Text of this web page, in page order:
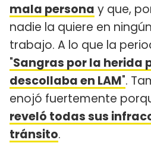
mala persona y que,
nadie la quiere en
trabajo. A lo que la
"Sangras por la herida
descollaba en LAM".
enojó fuertemente
reveló todas sus
tránsito.